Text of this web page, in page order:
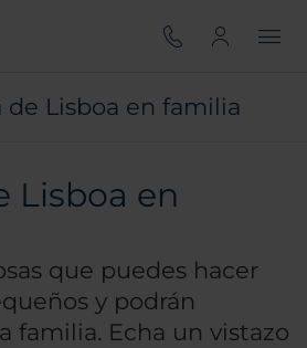
de Lisboa en familia
Lisboa en
que puedes hacer
y podrán
familia. Echa un vistazo